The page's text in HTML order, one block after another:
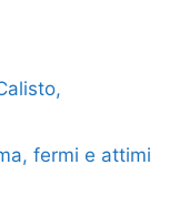
fermi e attimi